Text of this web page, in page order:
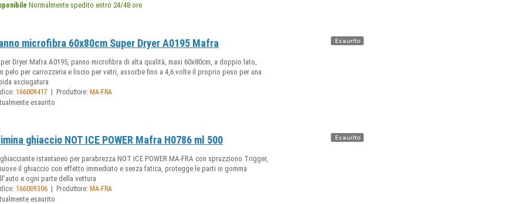
Normalmente spedito entro 24/48 ore
microfibra 60x80cm Super Dryer A0195 Mafra
Dryer Mafra A0195, panno microfibra di alta qualità, maxi 60x80cm, a doppio lato,
pelo per carrozzeria e liscio per vetri, assorbe fino a 4,6 volte il proprio peso per una
asciugatura
166009417 | Produttore: MA-FRA
esaurito
ghiaccio NOT ICE POWER Mafra H0786 ml 500
istantaneo per parabrezza NOT ICE POWER MA-FRA con spruzziono Trigger,
il ghiaccio con effetto immediato e senza fatica, protegge le parti in gomma
e ogni parte della vettura
166009306 | Produttore: MA-FRA
esaurito